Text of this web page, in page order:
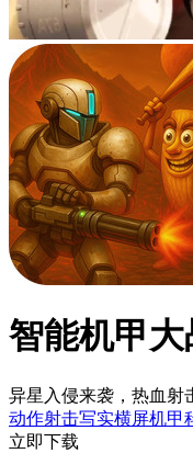
智能机甲
异星入侵来袭，热血射
动作射击写实横屏机甲
立即下载